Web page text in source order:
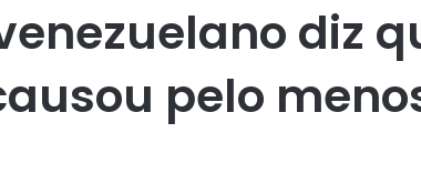
diz
pelo